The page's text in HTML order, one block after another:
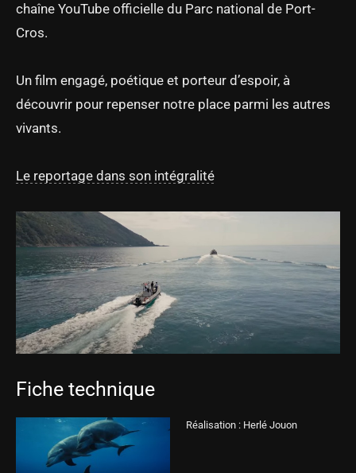
chaîne YouTube officielle du Parc national de Port-
Cros.
Un film engagé, poétique et porteur d’espoir, à
découvrir pour repenser notre place parmi les autres
vivants.
Le reportage dans son intégralité
Fiche technique
Réalisation : Herlé Jouon